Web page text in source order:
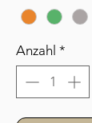
Anzahl *